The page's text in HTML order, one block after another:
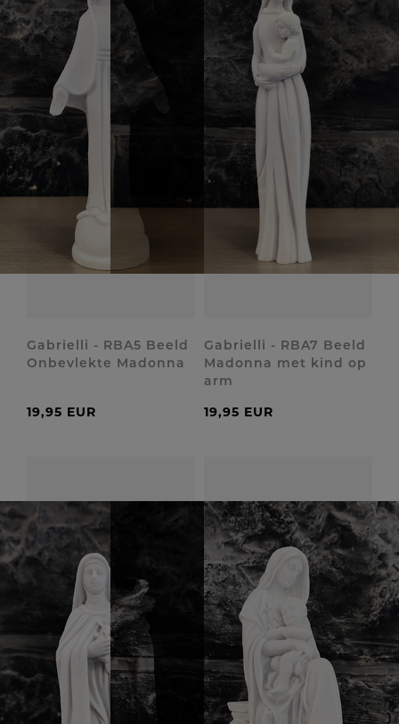
Gabrielli - RBA5 Beeld
Onbevlekte Madonna
19,95 EUR
Gabrielli - RBA7 Beeld
Madonna met kind op
arm
19,95 EUR